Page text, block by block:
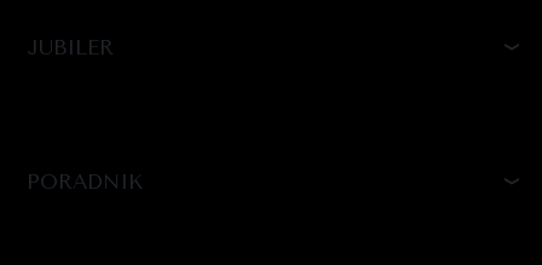
JUBILER
PORADNIK